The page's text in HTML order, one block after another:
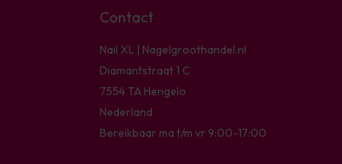
Contact
Nail XL | Nagelgroothandel.nl
Diamantstraat 1 C
7554 TA Hengelo
Nederland
Bereikbaar ma t/m vr 9:00-17:00